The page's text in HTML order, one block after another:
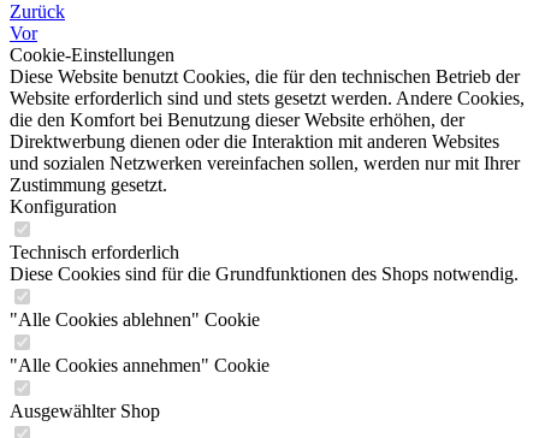
Zurück
Vor
Cookie-Einstellungen
Diese Website benutzt Cookies, die für den technischen Betrieb der
Website erforderlich sind und stets gesetzt werden. Andere Cookies,
die den Komfort bei Benutzung dieser Website erhöhen, der
Direktwerbung dienen oder die Interaktion mit anderen Websites
und sozialen Netzwerken vereinfachen sollen, werden nur mit Ihrer
Zustimmung gesetzt.
Konfiguration
Technisch erforderlich
Diese Cookies sind für die Grundfunktionen des Shops notwendig.
"Alle Cookies ablehnen" Cookie
"Alle Cookies annehmen" Cookie
Ausgewählter Shop